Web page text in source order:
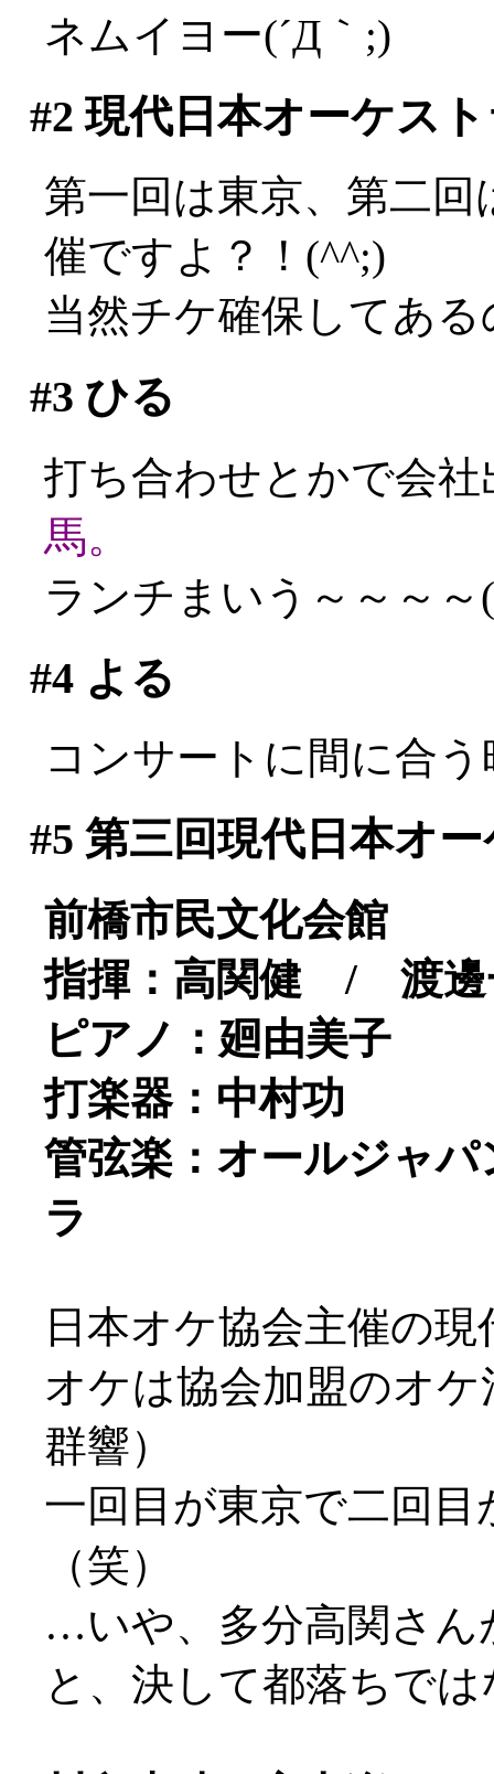
ネムイヨー(´Д｀;)
#2 現代日本オーケス
第一回は東京、第二
催ですよ？！(^^;)
当然チケ確保してあ
#3 ひる
打ち合わせとかで会
馬。
ランチまいう～～～～
#4よる
コンサートに間に合
#5 第三回現代日本オ
前橋市民文化会館
指揮：高関健 / 渡邊
ピアノ：廻由美子
打楽器：中村功
管弦楽：オールジャ
ラ
日本オケ協会主催の
オケは協会加盟のオ
群響）
一回目が東京で二回
（笑）
…いや、多分高関さん
と、決して都落ちで